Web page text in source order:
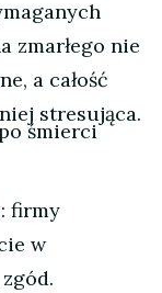
zmarłego nie
a całość
stresująca.
śmierci
: firmy
w